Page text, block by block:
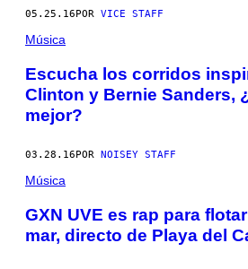
05.25.16POR VICE STAFF
Música
Escucha los corridos
Clinton y Bernie Sanders,
mejor?
03.28.16 POR NOISEY STAFF
Música
GXN UVE es rap para
mar, directo de Playa del